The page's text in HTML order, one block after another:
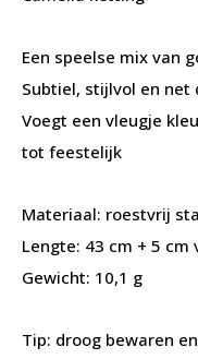
Een speelse mix van
Subtiel, stijlvol en
Voegt een vleugje
tot feestelijk
Materiaal: roestvrij
Lengte: 43 cm + 5
Gewicht: 10,1 g
Tip: droog bewaren